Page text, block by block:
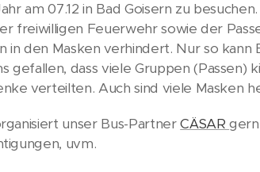
am 07.12 in Bad Goisern zu
freiwilligen Feuerwehr sowie der
in den Masken verhindert. Nur so
gefallen, dass viele Gruppen
verteilten. Auch sind viele Masken
unser Bus-PartnerCÄSAR
uvm.